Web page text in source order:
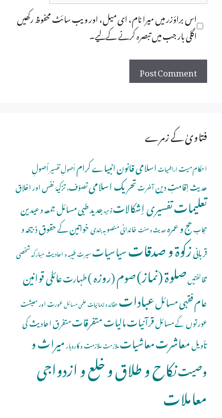
اس براؤزر میں میرا نام، ای میل، اور ویب سائٹ محفوظ رکھیں
اگلی بار جب میں تبصرہ کرنے کےلیے۔
فتاویٰ کے زمرے
احکام میتاراضیاتاسلامی قانونانبیاے کراماُصولِ تفسیراُصولِ
حدیثاِقامتِ دینآخرتتحریک اسلامیتصوّف، تزکیۂ نفس اور اخلاق
تعلیماتتفسیری اِشکالاتتوحیدجدید طبی مسائلجمعہ و عیدین
حجابحج و عمرہحدیث و سنتخاندانی منصوبہ بندیخواتین کے حقوقذبیحہ و
قربانیزکوۃ و صدقاتسیاسیاتسیرت طیبہ و احادیث مبارکہشخصی
مخالفتیںصلوة (نماز)صوم (روزہ )طہارتعائلی قوانین
عام فقہی مسائلعباداتعقائد و ایمانیاتعلمی مسائلعورت اور معیشت
عورتوں کے مسائلقرآنیاتمالیاتمتفرقاتمتفرق احادیث کی
تأویلمعاشرتمعاشیاتملازمتملازمت و کاروبارمیراث و
وصیتنکاح و طلاق و خلع و ازدواجی
معاملات